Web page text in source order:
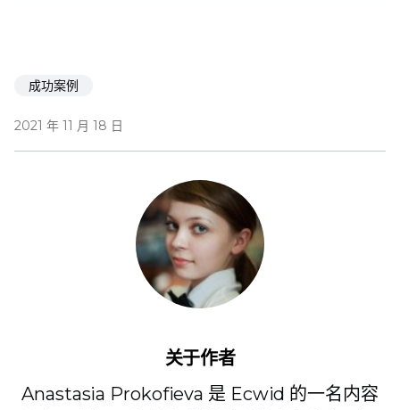
成功案例
2021 年 11 月 18 日
关于作者
Anastasia Prokofieva 是 Ecwid 的一名内容